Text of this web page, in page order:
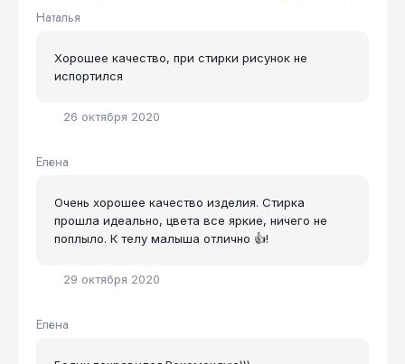
Наталья
26 октября 2020
Хорошее качество, при стирки рисунок не
испортился
Елена
29 октября 2020
Очень хорошее качество изделия. Стирка
прошла идеально, цвета все яркие, ничего не
поплыло. К телу малыша отлично 👍!
Елена